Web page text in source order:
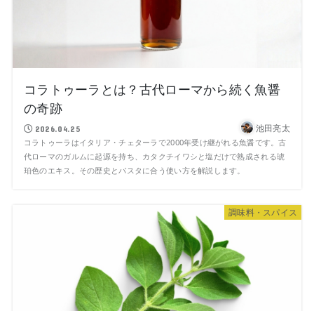
コラトゥーラとは？古代ローマから続く魚醤
の奇跡
2026.04.25 池田亮太
コラトゥーラはイタリア・チェターラで2000年受け継がれる魚醤です。古
代ローマのガルムに起源を持ち、カタクチイワシと塩だけで熟成される琥
珀色のエキス。その歴史とパスタに合う使い方を解説します。
調味料・スパイス